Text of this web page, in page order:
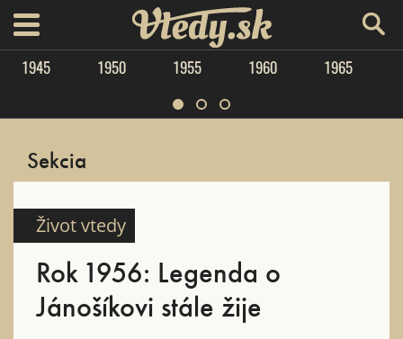
menu Vtedy.sk
1945 1950 1955 1960 1965
Sekcia
Život vtedy
Rok 1956: Legenda o
Jánošíkovi stále žije